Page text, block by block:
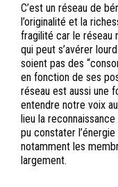
C’est un réseau de
l’originalité et la
fragilité car le réseau
qui peut s’avérer
soient pas des
en fonction de ses
réseau est aussi une
entendre notre voix
lieu la
pu constater
notamment les
largement.